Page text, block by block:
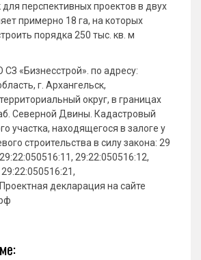
перспективных проектов в двух
примерно 18 га, на которых
порядка 250 тыс. кв. м
«Бизнесстрой». по адресу:
г. Архангельск,
округ, в границах
Северной Двины. Кадастровый
участка, находящегося в залоге у
строительства в силу закона: 29
29:22:050516:12,
декларация на сайте